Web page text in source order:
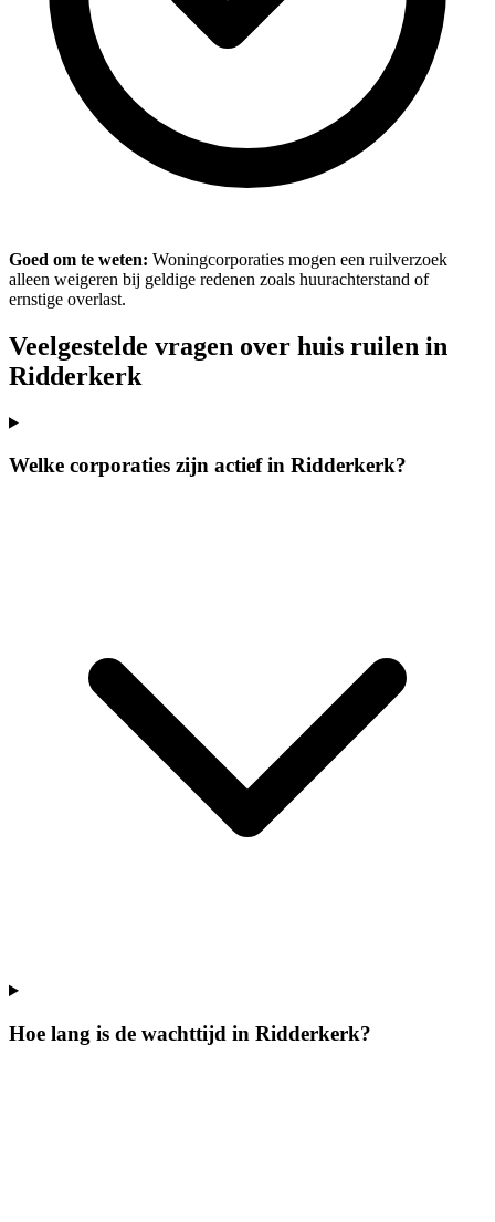
Goed om te weten: Woningcorporaties mogen een ruilverzoek
alleen weigeren bij geldige redenen zoals huurachterstand of
ernstige overlast.
Veelgestelde vragen over huis ruilen in
Ridderkerk
Welke corporaties zijn actief in Ridderkerk?
Hoe lang is de wachttijd in Ridderkerk?